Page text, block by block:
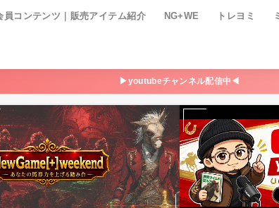
員コンテンツ｜販売アイテム紹介 NG+WE トレヨミ
▶youtubeチャンネル配信中◀